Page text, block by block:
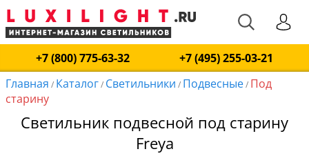
+7 (800) 775-63-32
+7 (495) 255-03-21
Главная / Каталог/ Светильники / Подвесные/ Под
старину
Светильник подвесной под старину
Freya